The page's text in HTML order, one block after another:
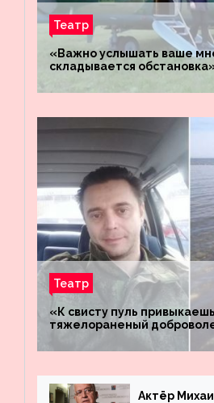
Театр
«Важно услышать ваше
складывается
«Восток»
Театр
«К свисту пуль
тяжелораненый
четыре километра через
поле
Актёр